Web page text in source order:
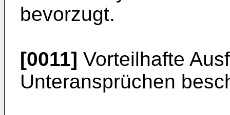
bevorzugt.
[0011] Vorteilhafte
Unteransprüchen